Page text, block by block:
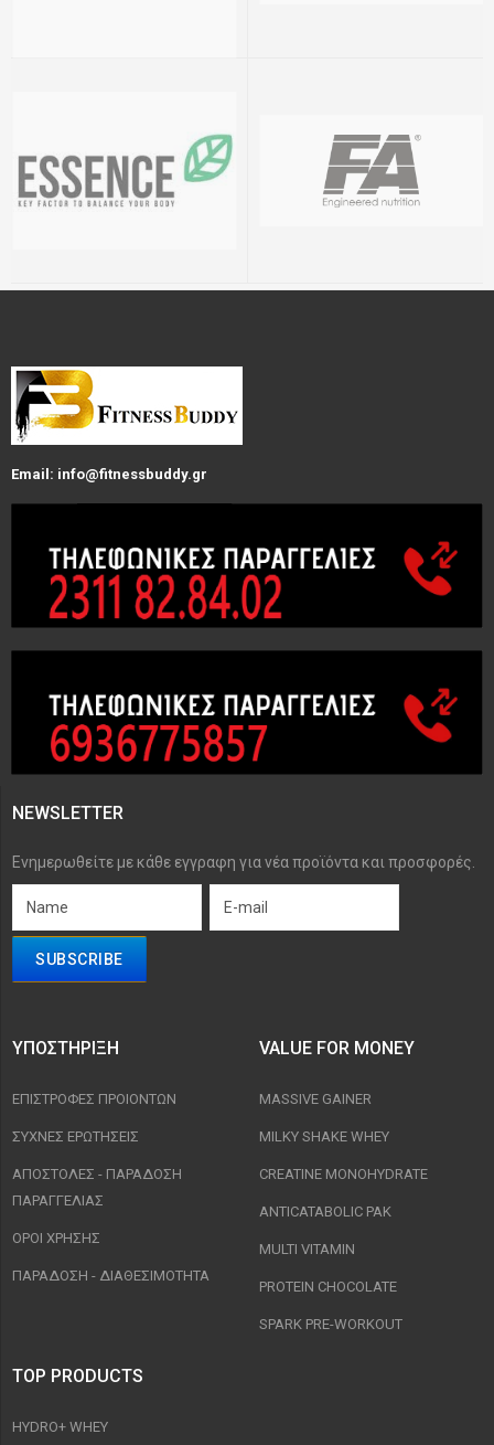
Email: info@fitnessbuddy.gr
NEWSLETTER
Ενημερωθείτε με κάθε εγγραφη για νέα προϊόντα και προσφορές.
ΥΠΟΣΤΉΡΙΞΗ
ΕΠΙΣΤΡΟΦΈΣ ΠΡΟΙΟΝΤΩΝ
ΣΥΧΝΈΣ ΕΡΩΤΉΣΕΙΣ
ΑΠΟΣΤΟΛΈΣ - ΠΑΡΆΔΟΣΗ
ΠΑΡΑΓΓΕΛΊΑΣ
ΟΡΟΙ ΧΡΉΣΗΣ
ΠΑΡΑΔΟΣΗ - ΔΙΑΘΕΣΙΜΌΤΗΤΑ
VALUE FOR MONEY
MASSIVE GAINER
MILKY SHAKE WHEY
CREATINE MONOHYDRATE
ANTICATABOLIC PAK
MULTI VITAMIN
PROTEIN CHOCOLATE
SPARK PRE-WORKOUT
TOP PRODUCTS
HYDRO+ WHEY